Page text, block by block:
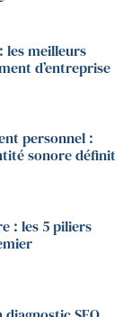
les meilleurs
d’entreprise
personnel :
sonore définit
: les 5 piliers